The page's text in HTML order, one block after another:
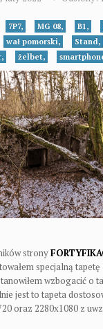
7P7, MG 08, B1,
wał pomorski, Stand,
żelbet,
strony
specjalną
wzbogacić o
jest to tapeta
oraz 2280x1080 z